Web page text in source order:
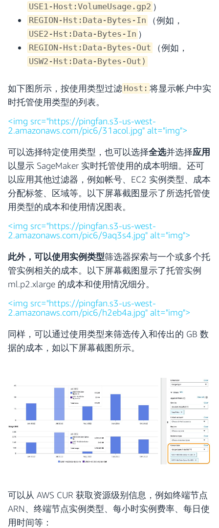
USE1-Host:VolumeUsage.gp2 ）
REGION-Hst:Data-Bytes-In （例如，
USE2-Hst:Data-Bytes-In ）
REGION-Hst:Data-Bytes-Out （例如，
USW2-Hst:Data-Bytes-Out)
如下图所示，按使用类型过滤 Host: 将显示帐户中实
时托管使用类型的列表。
<img src="https://pingfan.s3-us-west-
2.amazonaws.com/pic6/31acol.jpg" alt="img">
可以选择特定使用类型，也可以选择全选并选择应用
以显示 SageMaker 实时托管使用的成本明细。还可
以应用其他过滤器，例如帐号、EC2 实例类型、成本
分配标签、区域等。以下屏幕截图显示了所选托管使
用类型的成本和使用情况图表。
<img src="https://pingfan.s3-us-west-
2.amazonaws.com/pic6/9aq3s4.jpg" alt="img">
此外，可以使用实例类型筛选器探索与一个或多个托
管实例相关的成本。以下屏幕截图显示了托管实例
ml.p2.xlarge 的成本和使用情况细分。
<img src="https://pingfan.s3-us-west-
2.amazonaws.com/pic6/h2eb4a.jpg" alt="img">
同样，可以通过使用类型来筛选传入和传出的 GB 数
据的成本，如以下屏幕截图所示。
可以从 AWS CUR 获取资源级别信息，例如终端节点
ARN、终端节点实例类型、每小时实例费率、每日使
用时间等：